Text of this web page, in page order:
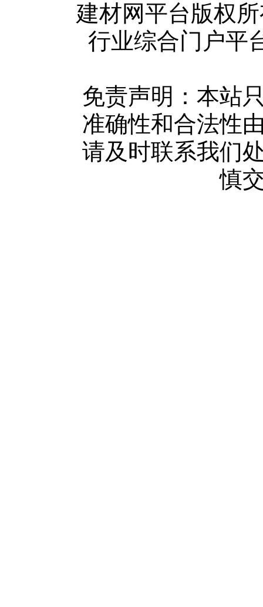
建材网平台版权
行业综合门户平
免责声明：本站
准确性和合法性
请及时联系我们
慎